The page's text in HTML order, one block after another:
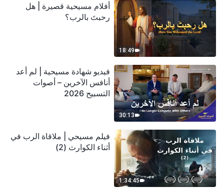
18:49
أفلام مسيحية قصيرة | هل
رحبتَ بالرب؟
30:13
فيديو شهادة مسيحية | لم أعد
أنافس الآخرين – أصوات
التسبيح 2026
1:34:45
فيلم مسيحي | ملاقاة الرب في
أثناء الكوارث (2)